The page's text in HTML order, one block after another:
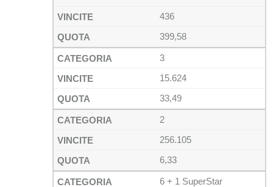
436
399,58
3
15.624
33,49
2
256.105
6,33
6 + 1 SuperStar